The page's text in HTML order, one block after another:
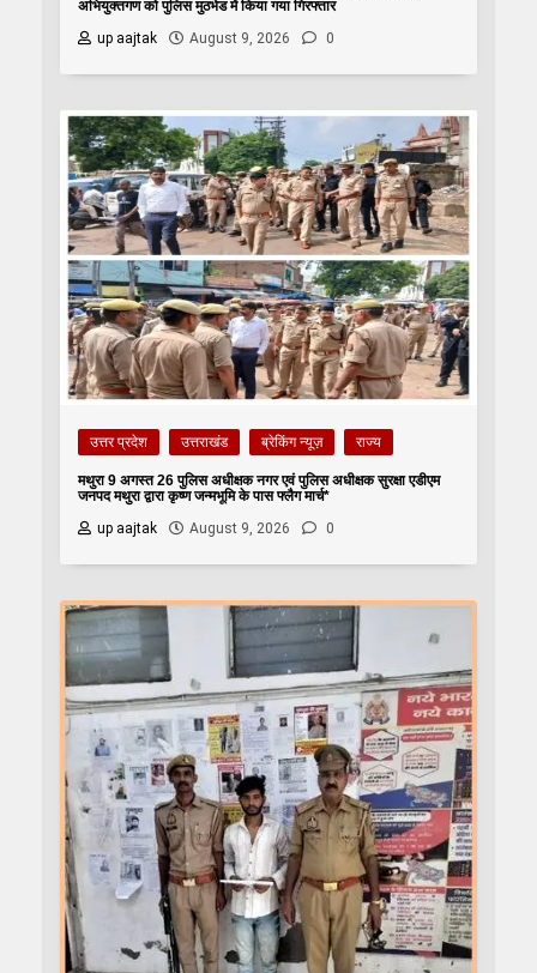
अभियुक्तगण को पुलिस मुठभेड में किया गया गिरफ्तार
up aajtak
August 9, 2026 0
उत्तर प्रदेश उत्तराखंड ब्रेकिंग न्यूज़ राज्य
मथुरा 9 अगस्त 26 पुलिस अधीक्षक नगर एवं पुलिस अधीक्षक सुरक्षा एडीएम
जनपद मथुरा द्वारा कृष्ण जन्मभूमि के पास फ्लैग मार्च*
up aajtak
August 9, 2026 0